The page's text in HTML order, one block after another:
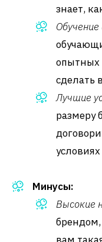
знает,
опытных
сделать
Лучшие
размеру
Минусы:
Высокие
брендом,